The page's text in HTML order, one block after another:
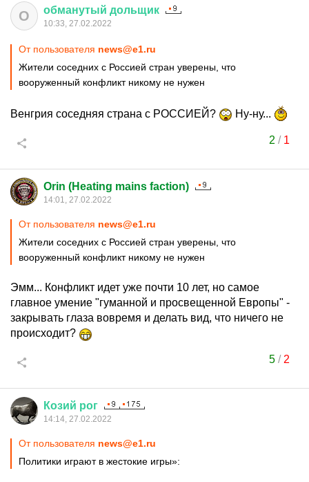
О обманутый дольщик
10:33, 27.02.2022
От пользователя news@e1.ru
Жители соседних с Россией стран уверены, что
вооруженный конфликт никому не нужен
Венгрия соседняя страна с РОССИЕЙ? Ну-ну...
2 / 1
Orin (Heating mains faction)
14:01, 27.02.2022
От пользователя news@e1.ru
Жители соседних с Россией стран уверены, что
вооруженный конфликт никому не нужен
Эмм... Конфликт идет уже почти 10 лет, но самое
главное умение "гуманной и просвещенной Европы" -
закрывать глаза вовремя и делать вид, что ничего не
происходит?
5/ 2
Козий рог
14:14, 27.02.2022
От пользователя news@e1.ru
Политики играют в жестокие игры»: